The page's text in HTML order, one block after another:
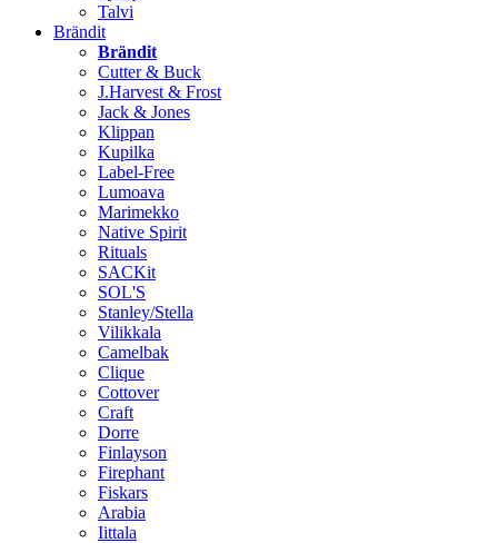
Talvi
Brändit
Brändit
Cutter & Buck
J.Harvest & Frost
Jack & Jones
Klippan
Kupilka
Label-Free
Lumoava
Marimekko
Native Spirit
Rituals
SACKit
SOL'S
Stanley/Stella
Vilikkala
Camelbak
Clique
Cottover
Craft
Dorre
Finlayson
Firephant
Fiskars
Arabia
Iittala